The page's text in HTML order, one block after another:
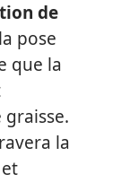
de
pose
que la
la